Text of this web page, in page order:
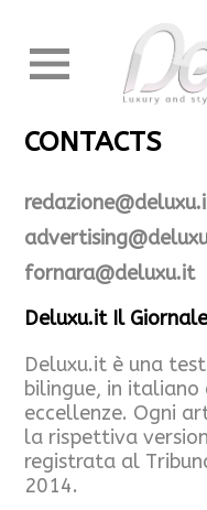
CONTACTS
fornara@deluxu.it
Deluxu.it Il
Deluxu.it è una
bilingue, in italiano
eccellenze. Ogni
la rispettiva
registrata al
2014.